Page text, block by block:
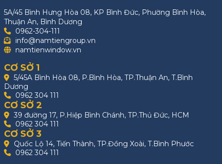
5A/45 Bình Hưng Hòa 08, KP Bình Đức, Phường Bình Hòa,
Thuận An, Bình Dương
0962-304-111
info@namtiengroup.vn
namtienwindow.vn
CƠ SỞ 1
5/45A Bình Hòa 08, P.Bình Hòa, TP.Thuận An, T.Bình
Dương
0962 304 111
CƠ SỞ 2
39 đường 17, P.Hiệp Bình Chánh, TP.Thủ Đức, HCM
0962 304 111
CƠ SỞ 3
Quốc Lộ 14, Tiến Thành, TP.Đồng Xoài, T.Bình Phước
0962 304 111